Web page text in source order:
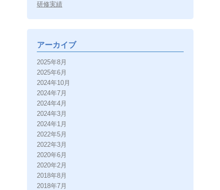
研修実績
アーカイブ
2025年8月
2025年6月
2024年10月
2024年7月
2024年4月
2024年3月
2024年1月
2022年5月
2022年3月
2020年6月
2020年2月
2018年8月
2018年7月